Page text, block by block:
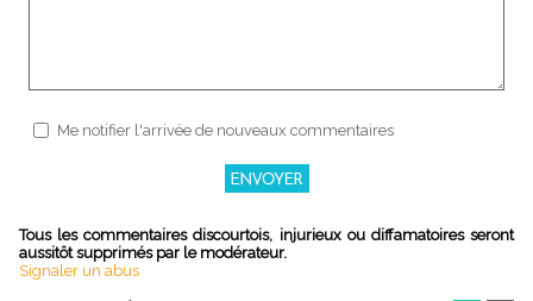
Me notifier l'arrivée de nouveaux commentaires
Tous les commentaires discourtois, injurieux ou diffamatoires seront
aussitôt supprimés par le modérateur.
Signaler un abus